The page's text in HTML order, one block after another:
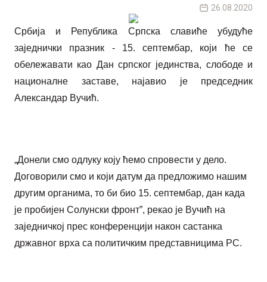
26.08.2020
Србија и Република Српска славиће убудуће
заједнички празник - 15. септембар, који ће се
обележавати као Дан српског јединства, слободе и
националне заставе, најавио је председник
Александар Вучић.
„Донели смо одлуку коју ћемо спровести у дело.
Договорили смо и који датум да предложимо нашим
другим органима, то би био 15. септембар, дан када
је пробијен Солунски фронт”, рекао је Вучић на
заједничкој прес конференцији након састанка
државног врха са политичким представницима РС.